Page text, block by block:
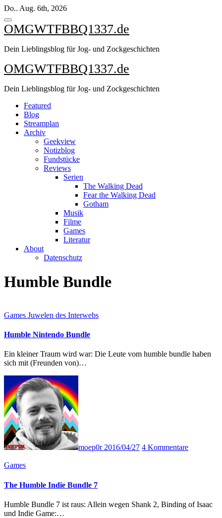
Zum
Inhalt
springen
Do.. Aug. 6th, 2026
OMGWTFBBQ1337.de
Dein Lieblingsblog für Jog- und Zockgeschichten
OMGWTFBBQ1337.de
Dein Lieblingsblog für Jog- und Zockgeschichten
Featured
Blog
Streamplan
Archiv
Geekview
Notizblog
Fundstücke
Reviews
Serien
The Walking Dead
Fear the Walking Dead
Gotham
Musik
Filme
Games
Literatur
About
Datenschutz
Humble Bundle
Games Juwelen des Interwebs
Humble Nintendo Bundle
Ein kleiner Traum wird war: Die Leute vom humble bundle haben
sich mit (Freunden von)…
moep0r2016/04/27 4 Kommentare
Games
The Humble Indie Bundle 7
Humble Bundle 7 ist raus: Allein wegen Shank 2, Binding of Isaac
und Indie Game:…